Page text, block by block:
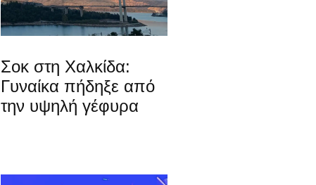
Σοκ στη Χαλκίδα:
Γυναίκα πήδηξε από
την υψηλή γέφυρα